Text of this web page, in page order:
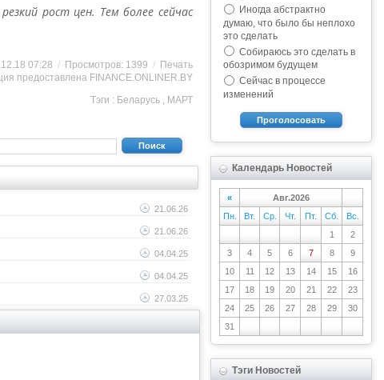
рост цен. Тем более сейчас
07:28 / Просмотров: 1399 / Печать
предоставлена FINANCE.ONLINER.BY
Тэги : Беларусь , МАРТ
Поиск
21.06.26
21.06.26
04.04.25
04.04.25
27.03.25
Иногда абстрактно
думаю, что было бы неплохо
это сделать
Собираюсь это сделать в
обозримом будущем
Сейчас в процессе
изменений
Проголосовать
Календарь Новостей
«
Авг.2026
Пн.
Вт. Ср. Чт. Пт. Сб.
Вс.
1
2
3
4 5 6 7 8
9
10
11 12 13 14 15
16
17
18 19 20 21 22
23
24
25 26 27 28 29
30
31
Тэги Новостей